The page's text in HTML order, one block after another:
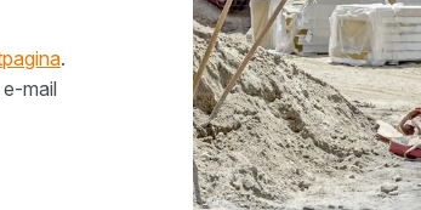
.
mail